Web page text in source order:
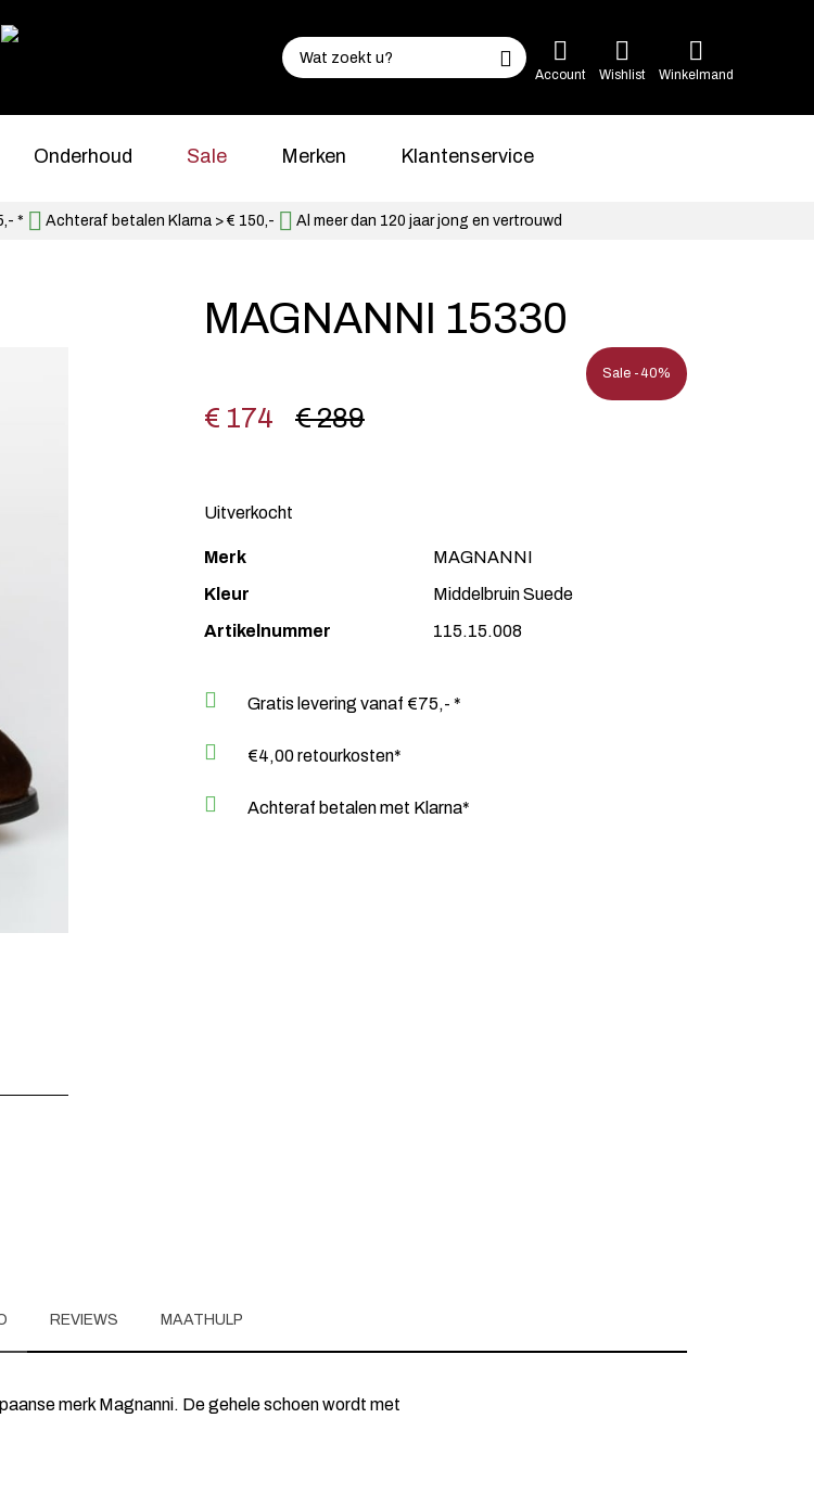
Account Wishlist Winkelmand
Onderhoud Sale Merken Klantenservice
* Achteraf betalen Klarna > € 150,- Al meer dan 120 jaar jong en vertrouwd
MAGNANNI 15330
Sale -40%
€ 289
€ 174
Uitverkocht
Merk
MAGNANNI
Kleur
Middelbruin Suede
Artikelnummer
115.15.008
Gratis levering vanaf €75,- *
€4,00 retourkosten*
Achteraf betalen met Klarna*
REVIEWS MAATHULP
merk Magnanni. De gehele schoen wordt met